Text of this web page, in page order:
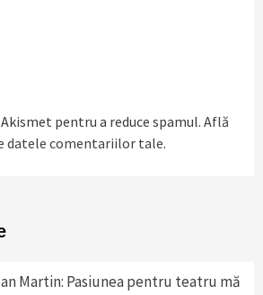
pentru a reduce spamul. Află
datele comentariilor tale.
Martin: Pasiunea pentru teatru mă